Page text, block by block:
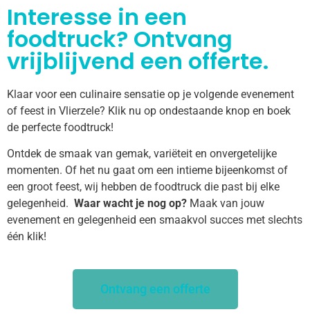
Interesse in een
foodtruck? Ontvang
vrijblijvend een offerte.
Klaar voor een culinaire sensatie op je volgende evenement
of feest in Vlierzele? Klik nu op ondestaande knop en boek
de perfecte foodtruck!
Ontdek de smaak van gemak, variëteit en onvergetelijke
momenten. Of het nu gaat om een intieme bijeenkomst of
een groot feest, wij hebben de foodtruck die past bij elke
gelegenheid. Waar wacht je nog op? Maak van jouw
evenement en gelegenheid een smaakvol succes met slechts
één klik!
Ontvang een offerte